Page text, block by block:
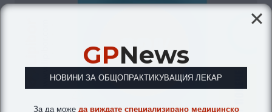
GPNews
НОВИНИ ЗА ОБЩОПРАКТИКУВАЩИЯ ЛЕКАР
За да може да виждате специализирано медицинско